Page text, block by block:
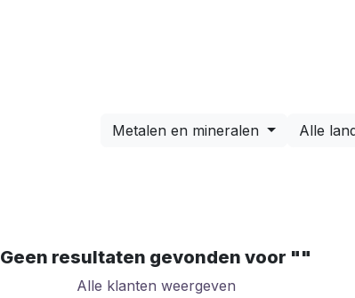
Metalen en mineralen Alle
Geen resultaten gevonden voor ""
Alle klanten weergeven